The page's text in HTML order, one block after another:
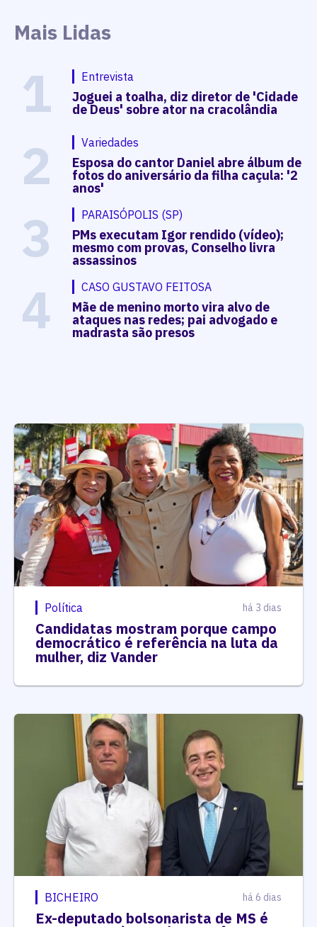
Mais Lidas
1 Entrevista
Joguei a toalha, diz diretor de 'Cidade
de Deus' sobre ator na cracolândia
2 Variedades
Esposa do cantor Daniel abre álbum de
fotos do aniversário da filha caçula: '2
anos'
3 PARAISÓPOLIS (SP)
PMs executam Igor rendido (vídeo);
mesmo com provas, Conselho livra
assassinos
4 CASO GUSTAVO FEITOSA
Mãe de menino morto vira alvo de
ataques nas redes; pai advogado e
madrasta são presos
Política há 3 dias
Candidatas mostram porque campo
democrático é referência na luta da
mulher, diz Vander
BICHEIRO há 6 dias
Ex-deputado bolsonarista de MS é